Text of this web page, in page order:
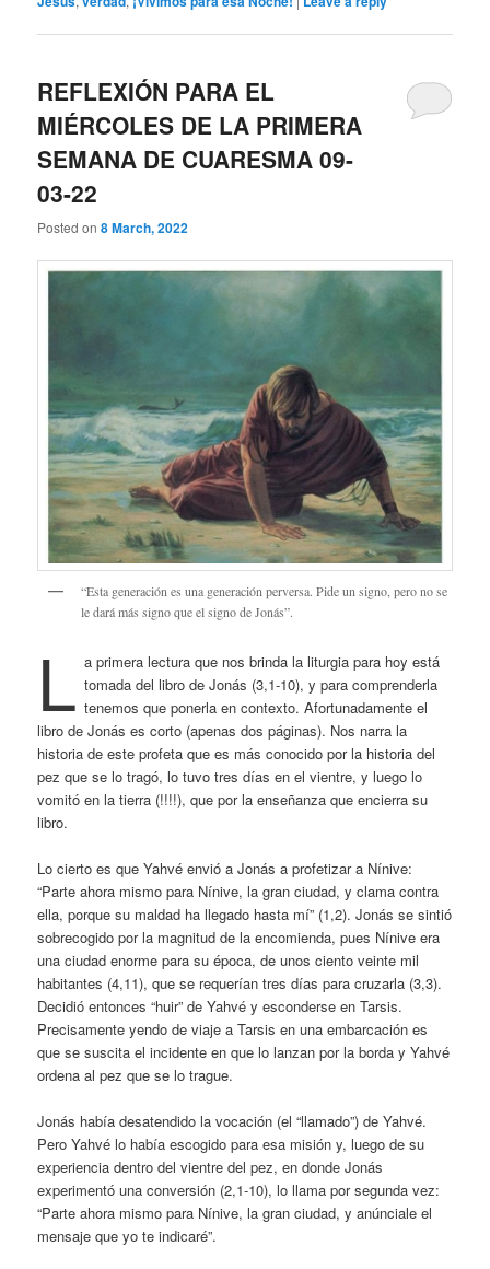
REFLEXIÓN PARA EL
MIÉRCOLES DE LA PRIMERA
SEMANA DE CUARESMA 09-
03-22
Posted on8 March, 2022
“Esta generación es una generación perversa. Pide un signo, pero no se
le dará más signo que el signo de Jonás”.
L a primera lectura que nos brinda la liturgia para hoy está
tomada del libro de Jonás (3,1-10), y para comprenderla
tenemos que ponerla en contexto. Afortunadamente el
libro de Jonás es corto (apenas dos páginas). Nos narra la
historia de este profeta que es más conocido por la historia del
pez que se lo tragó, lo tuvo tres días en el vientre, y luego lo
vomitó en la tierra (!!!!), que por la enseñanza que encierra su
libro.
Lo cierto es que Yahvé envió a Jonás a profetizar a Nínive:
“Parte ahora mismo para Nínive, la gran ciudad, y clama contra
ella, porque su maldad ha llegado hasta mí” (1,2). Jonás se sintió
sobrecogido por la magnitud de la encomienda, pues Nínive era
una ciudad enorme para su época, de unos ciento veinte mil
habitantes (4,11), que se requerían tres días para cruzarla (3,3).
Decidió entonces “huir” de Yahvé y esconderse en Tarsis.
Precisamente yendo de viaje a Tarsis en una embarcación es
que se suscita el incidente en que lo lanzan por la borda y Yahvé
ordena al pez que se lo trague.
Jonás había desatendido la vocación (el “llamado”) de Yahvé.
Pero Yahvé lo había escogido para esa misión y, luego de su
experiencia dentro del vientre del pez, en donde Jonás
experimentó una conversión (2,1-10), lo llama por segunda vez:
“Parte ahora mismo para Nínive, la gran ciudad, y anúnciale el
mensaje que yo te indicaré”.